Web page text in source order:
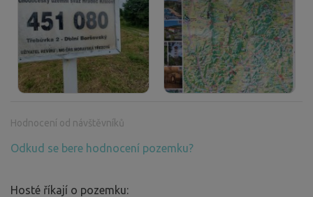
Hodnocení od návštěvníků
Odkud se bere hodnocení pozemku?
Hosté říkají o pozemku: